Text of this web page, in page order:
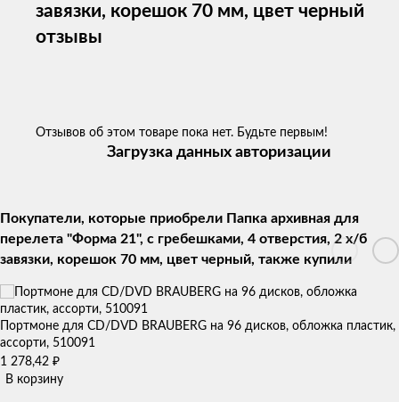
завязки, корешок 70 мм, цвет черный
отзывы
Отзывов об этом товаре пока нет. Будьте первым!
Загрузка данных авторизации
Покупатели, которые приобрели Папка архивная для
перелета "Форма 21", с гребешками, 4 отверстия, 2 х/б
завязки, корешок 70 мм, цвет черный, также купили
Портмоне для CD/DVD BRAUBERG на 96 дисков, обложка пластик,
ассорти, 510091
1 278,42 ₽
В корзину